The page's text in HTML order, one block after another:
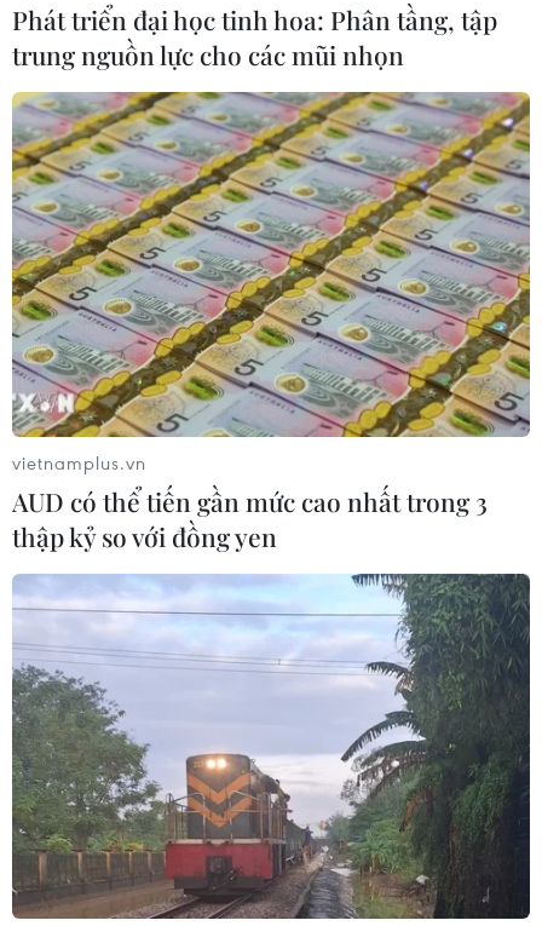
Bổ nhiệm Hiệu trưởng Trường Đại học Y
dược Hải Phòng từ thi tuyển
26/12/2018 11:11
Chiều 26/12, Bộ Y tế trao quyết định bổ nhiệm Hiệu
trường Trường Đại học Y Dược Hải Phòng cho phó giáo
sư Nguyễn Văn Khải - người có điểm số cao nhất tại kỳ
thi tuyển chức danh hiệu trưởng.
Phát triển đại học tinh hoa: Phân tầng, tập
trung nguồn lực cho các mũi nhọn
vietnamplus.vn
AUD có thể tiến gần mức cao nhất trong 3
thập kỷ so với đồng yen